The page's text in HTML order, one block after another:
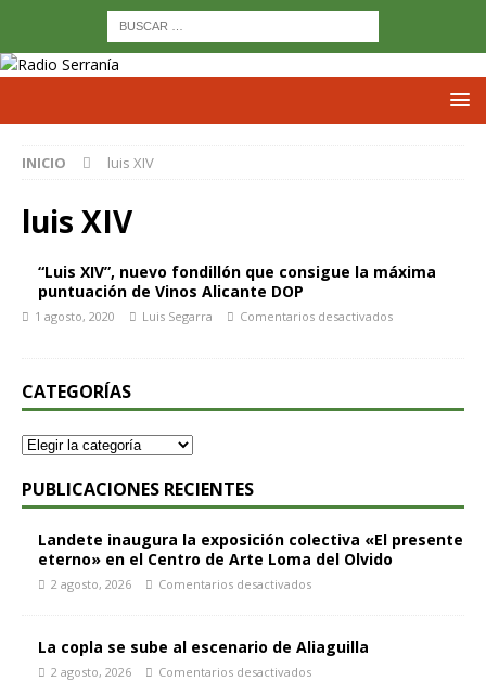
INICIO luis XIV
luis XIV
“Luis XIV”, nuevo fondillón que consigue la máxima
puntuación de Vinos Alicante DOP
1 agosto, 2020 Luis Segarra Comentarios desactivados
CATEGORÍAS
PUBLICACIONES RECIENTES
Landete inaugura la exposición colectiva «El presente
eterno» en el Centro de Arte Loma del Olvido
2 agosto, 2026 Comentarios desactivados
La copla se sube al escenario de Aliaguilla
2 agosto, 2026 Comentarios desactivados